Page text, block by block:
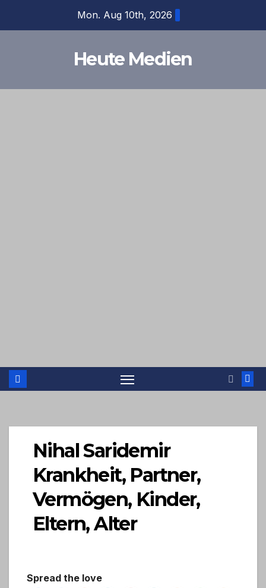
Mon. Aug 10th, 2026
Heute Medien
Nihal Saridemir
Krankheit, Partner,
Vermögen, Kinder,
Eltern, Alter
Spread the love